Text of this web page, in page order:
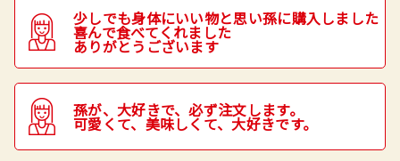
少しでも身体にいい物と思い孫に購入しました
喜んで食べてくれました
ありがとうございます
孫が、大好きで、必ず注文します。
可愛くて、美味しくて、大好きです。